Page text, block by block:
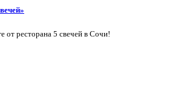
от ресторана 5 свечей в Сочи!